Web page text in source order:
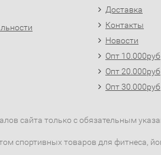
Доставка
Контакты
Новости
Опт 10.000руб
Опт 20.000руб
Опт 30.000руб
сайта только с обязательным
спортивных товаров для фитнеса,